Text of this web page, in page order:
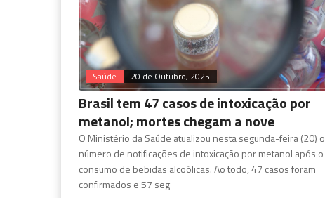
Saúde 20 de Outubro, 2025
Brasil tem 47 casos de intoxicação por
metanol; mortes chegam a nove
O Ministério da Saúde atualizou nesta segunda-feira (20) o
número de notificações de intoxicação por metanol após o
consumo de bebidas alcoólicas. Ao todo, 47 casos foram
confirmados e 57 seg